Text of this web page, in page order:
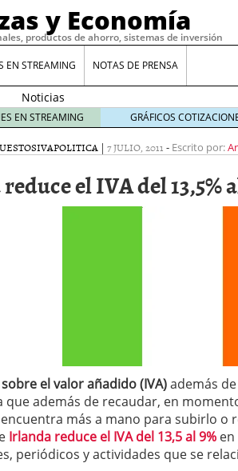
y Economía
productos de ahorro, sistemas de inversión
EN STREAMING NOTAS DE PRENSA
Noticias
de XRP
por qué
las
de
whales
a los costes 21 de noviembre de 2025
¿Cuánto cuesta un software punto de
EN STREAMING GRÁFICOS
IVAPOLITICA | 7 JULIO, 2011 - Escrito por:
el IVA del 13,5%
el valor añadido (IVA)además
además de recaudar, en
más a mano para subirlo o
Irlanda reduce el IVA del 13,5 al 9%
periódicos y actividades que se